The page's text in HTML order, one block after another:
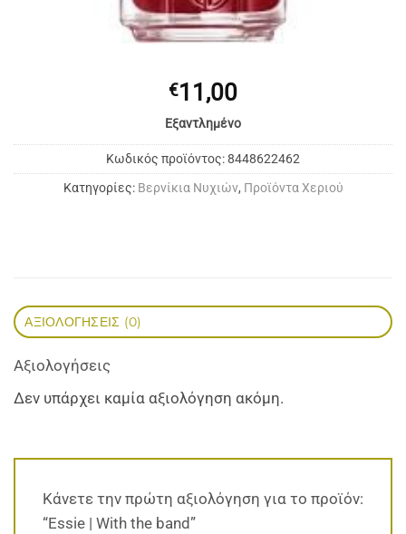
€11,00
Εξαντλημένο
Κωδικός προϊόντος:8448622462
Κατηγορίες: Bερνίκια Νυχιών, Προϊόντα Χεριού
ΑΞΙΟΛΟΓΉΣΕΙΣ (0)
Αξιολογήσεις
Δεν υπάρχει καμία αξιολόγηση ακόμη.
Κάνετε την πρώτη αξιολόγηση για το προϊόν:
“Essie | With the band”